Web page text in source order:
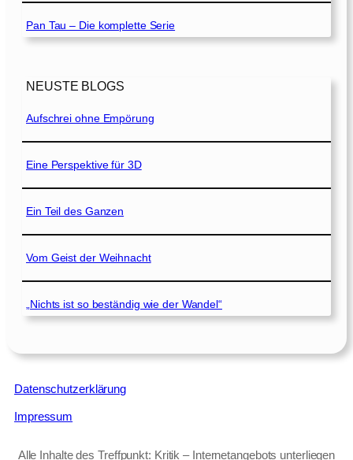
Pan Tau – Die komplette Serie
NEUSTE BLOGS
Aufschrei ohne Empörung
Eine Perspektive für 3D
Ein Teil des Ganzen
Vom Geist der Weihnacht
„Nichts ist so beständig wie der Wandel“
Datenschutzerklärung
Impressum
Alle Inhalte des Treffpunkt: Kritik – Internetangebots unterliegen